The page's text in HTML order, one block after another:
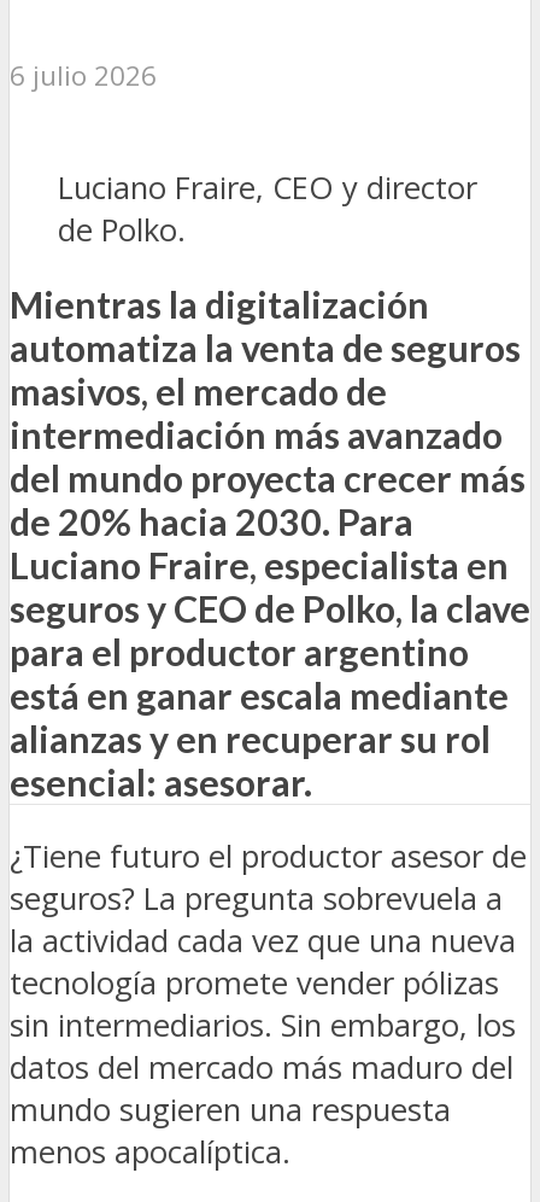
6 julio 2026
Luciano Fraire, CEO y director
de Polko.
Mientras la digitalización
automatiza la venta de seguros
masivos, el mercado de
intermediación más avanzado
del mundo proyecta crecer más
de 20% hacia 2030. Para
Luciano Fraire, especialista en
seguros y CEO de Polko, la clave
para el productor argentino
está en ganar escala mediante
alianzas y en recuperar su rol
esencial: asesorar.
¿Tiene futuro el productor asesor de
seguros? La pregunta sobrevuela a
la actividad cada vez que una nueva
tecnología promete vender pólizas
sin intermediarios. Sin embargo, los
datos del mercado más maduro del
mundo sugieren una respuesta
menos apocalíptica.